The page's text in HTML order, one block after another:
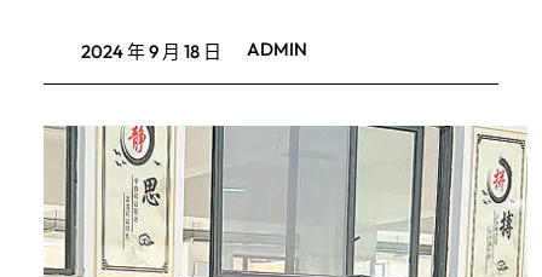
2024 年 9 月 18 日 ADMIN